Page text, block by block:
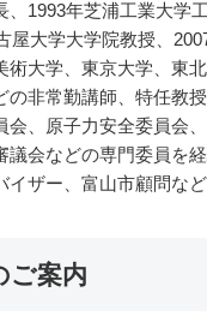
、1993年芝浦工業大学
屋大学大学院教授、
術大学、東京大学、東
の非常勤講師、特任教授
会、原子力安全委員会、
議会などの専門委員を
イザー、富山市顧問など
ご案内